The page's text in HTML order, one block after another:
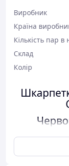
Виробник
Країна
Кількість пар в
Склад
Колір